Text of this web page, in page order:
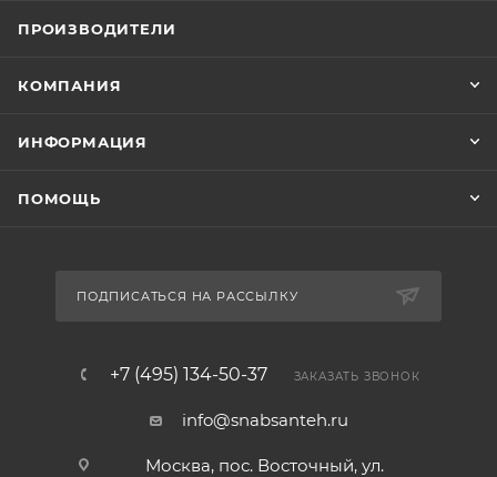
ПРОИЗВОДИТЕЛИ
КОМПАНИЯ
ИНФОРМАЦИЯ
ПОМОЩЬ
ПОДПИСАТЬСЯ НА РАССЫЛКУ
+7 (495) 134-50-37 ЗАКАЗАТЬ ЗВОНОК
info@snabsanteh.ru
Москва, пос. Восточный, ул.